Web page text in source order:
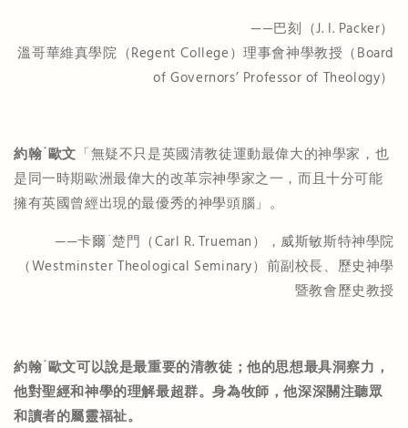
——巴刻（J. I. Packer）
溫哥華維真學院（Regent College）理事會神學教授（Board
of Governors’ Professor of Theology）
約翰˙歐文 「無疑不只是英國清教徒運動最偉大的神學家，也
是同一時期歐洲最偉大的改革宗神學家之一，而且十分可能
擁有英國曾經出現的最優秀的神學頭腦」。
——卡爾˙楚門（Carl R. Trueman），威斯敏斯特神學院
（Westminster Theological Seminary）前副校長、歷史神學
暨教會歷史教授
約翰˙歐文可以說是最重要的清教徒；他的思想最具洞察力，
他對聖經和神學的理解最超群。身為牧師，他深深關注聽眾
和讀者的屬靈福祉。